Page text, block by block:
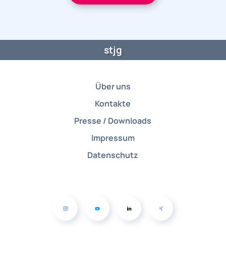
stjg
Über uns
Kontakte
Presse / Downloads
Impressum
Datenschutz